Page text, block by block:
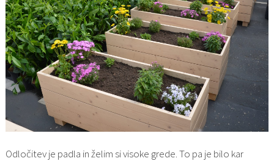
Odločitev je padla in želim si visoke grede. To pa je bilo kar